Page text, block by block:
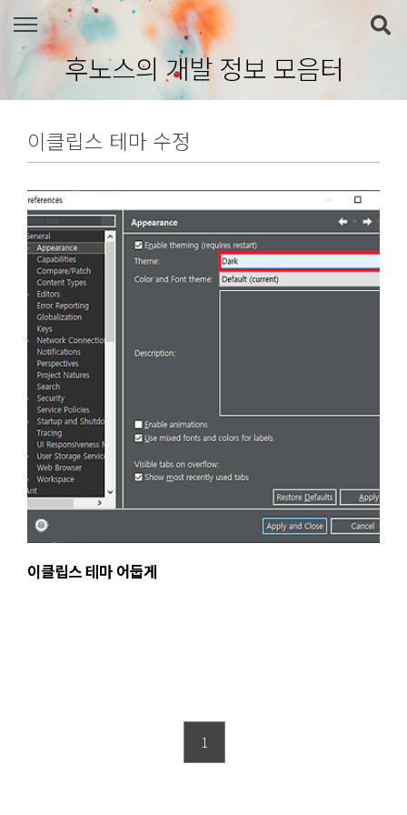
본문 바로가기
후노스의 개발 정보 모음터
이클립스 테마 수정
이클립스 테마 어둡게
1